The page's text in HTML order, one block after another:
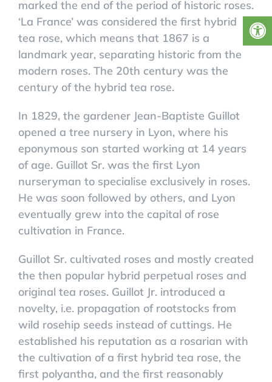
marked the end of the period of historic roses.
‘La France’ was considered the first hybrid
tea rose, which means that 1867 is a
landmark year, separating historic from the
modern roses. The 20th century was the
century of the hybrid tea rose.
In 1829, the gardener Jean-Baptiste Guillot
opened a tree nursery in Lyon, where his
eponymous son started working at 14 years
of age. Guillot Sr. was the first Lyon
nurseryman to specialise exclusively in roses.
He was soon followed by others, and Lyon
eventually grew into the capital of rose
cultivation in France.
Guillot Sr. cultivated roses and mostly created
the then popular hybrid perpetual roses and
original tea roses. Guillot Jr. introduced a
novelty, i.e. propagation of rootstocks from
wild rosehip seeds instead of cuttings. He
established his reputation as a rosarian with
the cultivation of a first hybrid tea rose, the
first polyantha, and the first reasonably